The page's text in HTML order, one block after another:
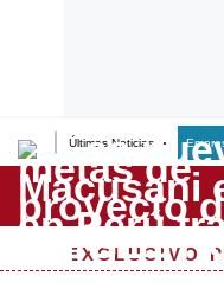
Últimas Noticias
Lo último
Peru Quiosco
EXCLUSIVO